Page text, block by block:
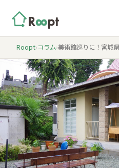
Roopt›コラム›美術館巡りに！宮城